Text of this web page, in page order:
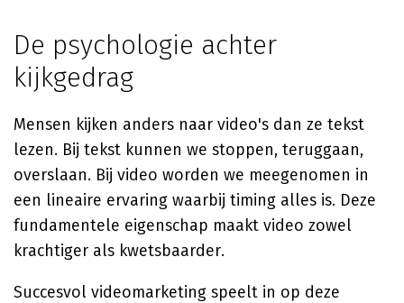
De psychologie achter
kijkgedrag
Mensen kijken anders naar video's dan ze tekst
lezen. Bij tekst kunnen we stoppen, teruggaan,
overslaan. Bij video worden we meegenomen in
een lineaire ervaring waarbij timing alles is. Deze
fundamentele eigenschap maakt video zowel
krachtiger als kwetsbaarder.
Succesvol videomarketing speelt in op deze